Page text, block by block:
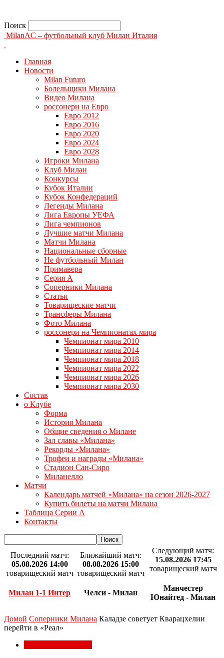
Поиск
MilanAC – футбольный клуб Милан Италия
Главная
Новости
Milan Futuro
Болельщики Милана
Видео Милана
россонери на Евро
Евро 2012
Евро 2016
Евро 2020
Евро 2024
Евро 2028
Игроки Милана
Клуб Милан
Конкурсы
Кубок Италии
Кубок Конфедераций
Легенды Милана
Лига Европы УЕФА
Лига чемпионов
Лучшие матчи Милана
Матчи Милана
Национальные сборные
Не футбольный Милан
Примавера
Серия А
Соперники Милана
Статьи
Товарищеские матчи
Трансферы Милана
Фото Милана
россонери на Чемпионатах мира
Чемпионат мира 2010
Чемпионат мира 2014
Чемпионат мира 2018
Чемпионат мира 2022
Чемпионат мира 2026
Чемпионат мира 2030
Состав
о Клубе
Форма
История Милана
Общие сведения о Милане
Зал славы «Милана»
Рекорды «Милана»
Трофеи и награды «Милана»
Стадион Сан-Сиро
Миланелло
Матчи
Календарь матчей «Милана» на сезон 2026-2027
Купить билеты на матчи Милана
Таблица Серии А
Контакты
Последний матч:
05.08.2026 14:00
товарищеский матч
Милан 1-1 Интер
Ближайший матч:
08.08.2026 15:00
товарищеский матч
Челси - Милан
Следующий матч:
15.08.2026 17:45
товарищеский матч
Манчестер
Юнайтед - Милан
Домой Соперники Милана Каладзе советует Кварацхелии
перейти в «Реал»